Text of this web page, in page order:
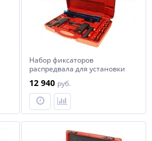
Набор фиксаторов
распредвала для установки
N51,N52,N53,N54) JTC
12 940 руб.